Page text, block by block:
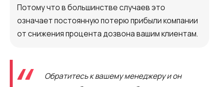
Потому что в большинстве случаев это
означает постоянную потерю прибыли компании
от снижения процента дозвона вашим клиентам.
Обратитесь к вашему менеджеру и он